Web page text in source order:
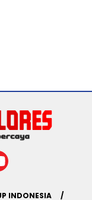
INDONESIA